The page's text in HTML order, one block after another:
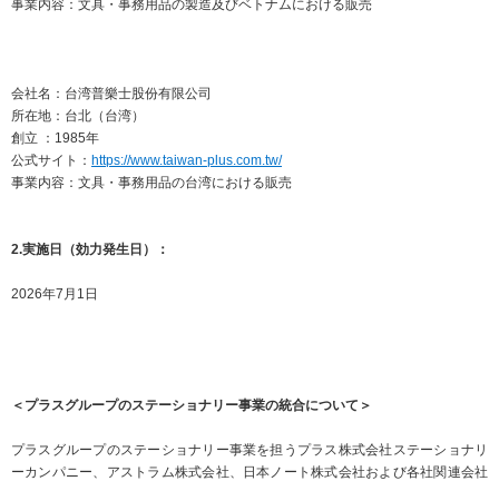
ESGパフォーマンスデータ
第三者保証
GRIスタンダード対照表
編集方針・レポート・ニュース
サステナビリティニュース
ニュースリリース
事業内容：文具・事務用品の製造及びベトナムにおける販売
会社名：台湾普樂士股份有限公司
所在地：台北（台湾）
創立 ：1985年
公式サイト： https://www.taiwan-plus.com.tw/
事業内容：文具・事務用品の台湾における販売
2.実施日（効力発生日）：
2026年7月1日
＜プラスグループのステーショナリー事業の統合について＞
プラスグループのステーショナリー事業を担うプラス株式会社ステーショナリ
ーカンパニー、アストラム株式会社、日本ノート株式会社および各社関連会社